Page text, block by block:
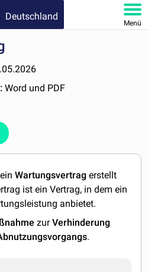
Deutschland
Menü
Word und PDF
einWartungsvertrag erstellt
ist ein Vertrag, in dem ein
anbietet.
zurVerhinderung
.